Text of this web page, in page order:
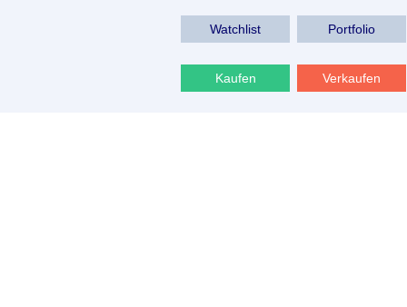
Watchlist Portfolio
Kaufen Verkaufen